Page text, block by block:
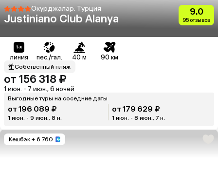
Окурджалар, Турция
Justiniano Club Alanya
9.0
95 отзывов
линия пес./гал. 40 м 90 км
Собственный пляж
от 156 318 ₽
1 июн. - 7 июн., 6 ночей
Выгодные туры на соседние даты
от 196 089 ₽
1 июн. - 9 июн., 8 н.
от 179 629 ₽
1 июн. - 8 июн., 7 н.
Кешбэк + 6 760